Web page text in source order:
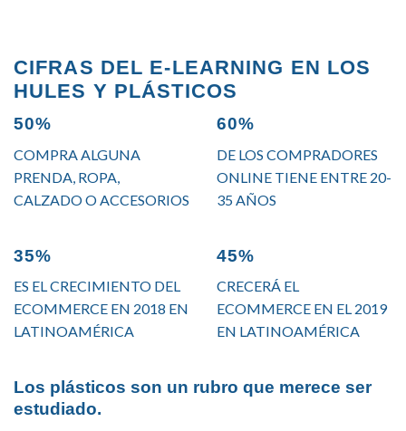
CIFRAS DEL E-LEARNING EN LOS
HULES Y PLÁSTICOS
50%
COMPRA ALGUNA
PRENDA, ROPA,
CALZADO O ACCESORIOS
60%
DE LOS COMPRADORES
ONLINE TIENE ENTRE 20-
35 AÑOS
35%
ES EL CRECIMIENTO DEL
ECOMMERCE EN 2018 EN
LATINOAMÉRICA
45%
CRECERÁ EL
ECOMMERCE EN EL 2019
EN LATINOAMÉRICA
Los plásticos son un rubro que merece ser
estudiado.